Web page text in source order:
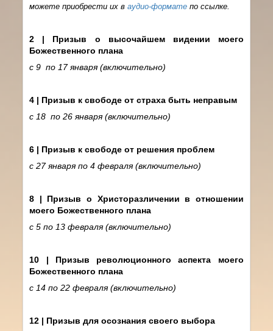
можете приобрести их ваудио-формате по ссылке.
2 | Призыв о высочайшем видении моего
Божественного плана
с 9 по 17 января (включительно)
4 | Призыв к свободе от страха быть неправым
с 18 по 26 января(включительно)
6 | Призыв к свободе от решения проблем
с 27 января по 4 февраля (включительно)
8 | Призыв о Христоразличении в отношении
моего Божественного плана
с 5 по 13 февраля (включительно)
10 | Призыв революционного аспекта моего
Божественного плана
с 14 по 22 февраля(включительно)
12 | Призыв для осознания своего выбора